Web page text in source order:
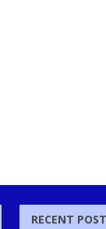
RECENT POST